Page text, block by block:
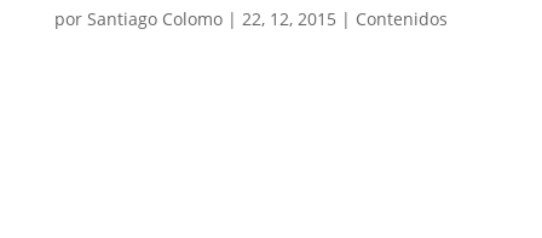
por Santiago Colomo| 22, 12, 2015 | Contenidos